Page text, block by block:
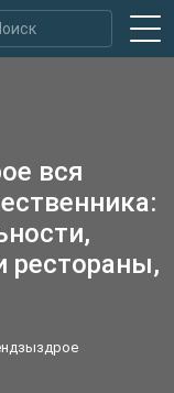
вся
рестораны,